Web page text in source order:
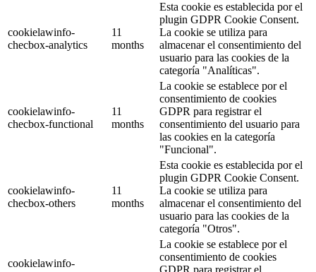
cookielawinfo-
checbox-analytics
11
months
Esta cookie es establecida por el
plugin GDPR Cookie Consent.
La cookie se utiliza para
almacenar el consentimiento del
usuario para las cookies de la
categoría "Analíticas".
cookielawinfo-
checbox-functional
11
months
La cookie se establece por el
consentimiento de cookies
GDPR para registrar el
consentimiento del usuario para
las cookies en la categoría
"Funcional".
cookielawinfo-
checbox-others
11
months
Esta cookie es establecida por el
plugin GDPR Cookie Consent.
La cookie se utiliza para
almacenar el consentimiento del
usuario para las cookies de la
categoría "Otros".
cookielawinfo-
La cookie se establece por el
consentimiento de cookies